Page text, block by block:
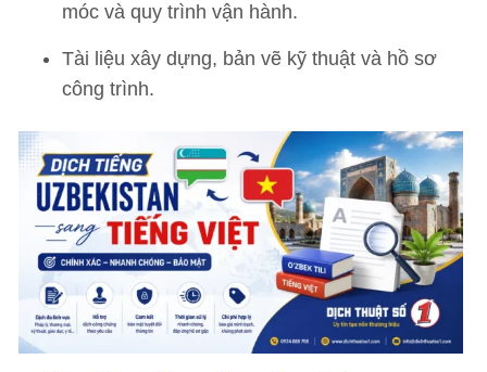
móc và quy trình vận hành.
Tài liệu xây dựng, bản vẽ kỹ thuật và hồ sơ
công trình.